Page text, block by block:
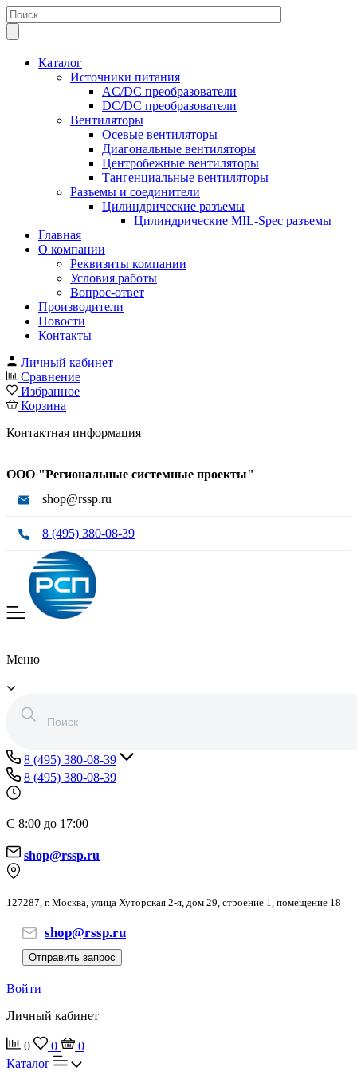
Каталог
Источники питания
AC/DC преобразователи
DC/DC преобразователи
Вентиляторы
Осевые вентиляторы
Диагональные вентиляторы
Центробежные вентиляторы
Тангенциальные вентиляторы
Разъемы и соединители
Цилиндрические разъемы
Цилиндрические MIL-Spec разъемы
Главная
О компании
Реквизиты компании
Условия работы
Вопрос-ответ
Производители
Новости
Контакты
Личный кабинет
Сравнение
Избранное
Корзина
Контактная информация
ООО "Региональные системные проекты"
shop@rssp.ru
8 (495) 380-08-39
Меню
8 (495) 380-08-39
8 (495) 380-08-39
С 8:00 до 17:00
shop@rssp.ru
127287, г. Москва, улица Хуторская 2-я, дом 29, строение 1, помещение 18
shop@rssp.ru
Отправить запрос
Войти
Личный кабинет
0 0
0
Каталог